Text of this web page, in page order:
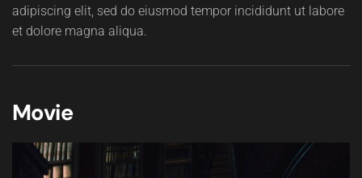
adipiscing elit, sed do eiusmod tempor incididunt ut labore
et dolore magna aliqua.
Movie